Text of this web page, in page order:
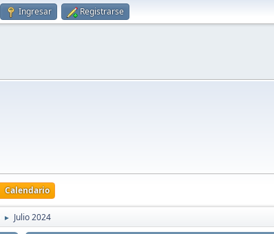
Ingresar Registrarse
Calendario
► Julio 2024